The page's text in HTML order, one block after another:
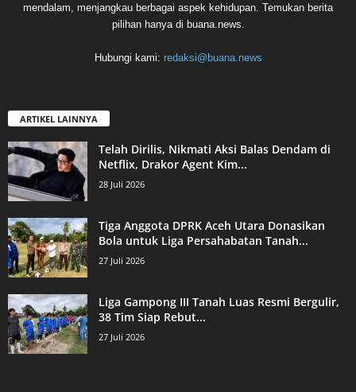
mendalam, menjangkau berbagai aspek kehidupan. Temukan berita
pilihan hanya di buana.news.
Hubungi kami: redaksi@buana.news
ARTIKEL LAINNYA
Telah Dirilis, Nikmati Aksi Balas Dendam di
Netflix, Drakor Agent Kim...
28 Juli 2026
Tiga Anggota DPRK Aceh Utara Donasikan
Bola untuk Liga Persahabatan Tanah...
27 Juli 2026
Liga Gampong III Tanah Luas Resmi Bergulir,
38 Tim Siap Rebut...
27 Juli 2026